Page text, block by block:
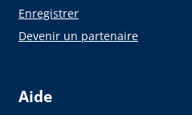
Enregistrer
Devenir un partenaire
Aide